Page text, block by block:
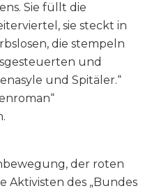
Sie füllt die
sie steckt in
die stempeln
und
und Spitäler.“
der roten
Aktivisten des „Bundes